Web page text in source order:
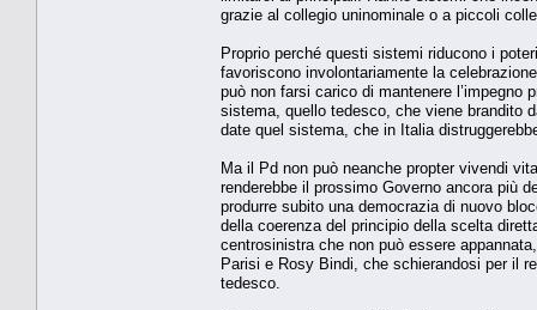
grazie al collegio uninominale o a piccoli
Proprio perché questi sistemi riducono i
favoriscono involontariamente la
può non farsi carico di mantenere l’impegno
sistema, quello tedesco, che viene brandito
date quel sistema, che in Italia
Ma il Pd non può neanche propter vivendi
renderebbe il prossimo Governo ancora più
produrre subito una democrazia di nuovo
della coerenza del principio della scelta
centrosinistra che non può essere
Parisi e Rosy Bindi, che schierandosi per il
tedesco.